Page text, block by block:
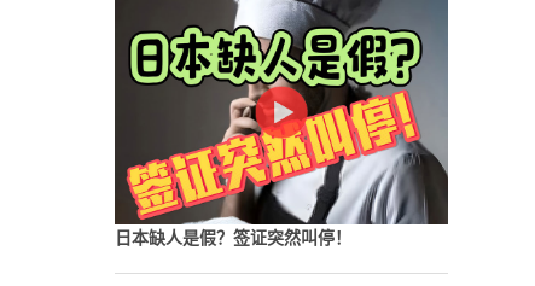
日本缺人是假？签证突然叫停！